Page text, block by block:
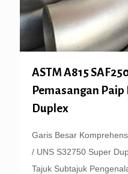
ASTM A815
Pemasangan
Duplex
Garis Besar
/ UNS S32750 Super
Tajuk Subtajuk